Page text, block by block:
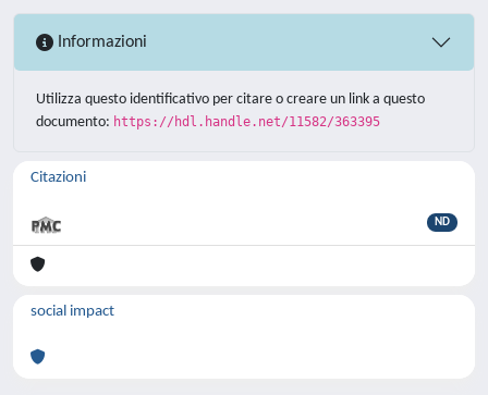
Informazioni
Utilizza questo identificativo per citare o creare un link a questo
documento: https://hdl.handle.net/11582/363395
Citazioni
ND
social impact